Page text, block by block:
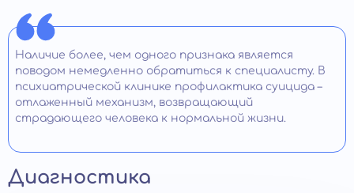
Наличие более, чем одного признака является
поводом немедленно обратиться к специалисту. В
психиатрической клинике профилактика суицида –
отлаженный механизм, возвращающий
страдающего человека к нормальной жизни.
Диагностика